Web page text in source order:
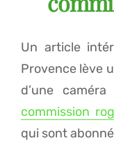
Un article
Provence lève
d’une
commission
qui sont